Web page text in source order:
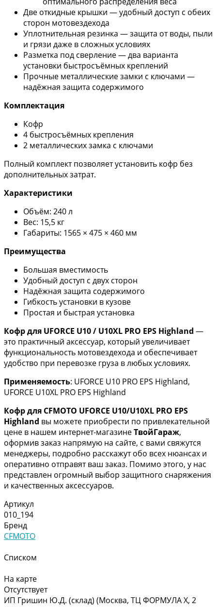
Две откидные крышки — удобный доступ с обеих
сторон мотовездехода
Уплотнительная резинка — защита от воды, пыли
и грязи даже в сложных условиях
Разметка под сверление — два варианта
установки быстросъёмных креплений
Прочные металлические замки с ключами —
надёжная защита содержимого
Комплектация
Кофр
4 быстросъёмных крепления
2 металлических замка с ключами
Полный комплект позволяет установить кофр без
дополнительных затрат.
Характеристики
Объём: 240 л
Вес: 15,5 кг
Габариты: 1565 × 475 × 460 мм
Преимущества
Большая вместимость
Удобный доступ с двух сторон
Надёжная защита содержимого
Гибкость установки в кузове
Простая и быстрая установка
Кофр для UFORCE U10 / U10XL PRO EPS Highland —
это практичный аксессуар, который увеличивает
функциональность мотовездехода и обеспечивает
удобство при перевозке груза в любых условиях.
Применяемость: UFORCE U10 PRO EPS Highland,
UFORCE U10XL PRO EPS Highland
Кофр для CFMOTO UFORCE U10/U10XL PRO EPS
Highland вы можете приобрести по привлекательной
цене в нашем интернет-магазинеТвойГараж,
оформив заказ напрямую на сайте, с вами свяжутся
менеджеры, подробно расскажут обо всех нюансах и
оперативно отправят ваш заказ. Помимо этого, у нас
представлен огромный выбор защитного снаряжения
и качественных аксессуаров.
Артикул
010_194
Бренд
CFMOTO
Списком
На карте
Отсутствует
ИП Гришин Ю.Д. (склад) (Москва, ТЦ ФОРМУЛА Х, 2